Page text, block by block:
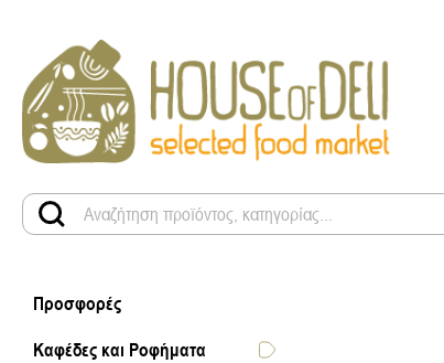
Προσφορές
Καφέδες και Ροφήματα